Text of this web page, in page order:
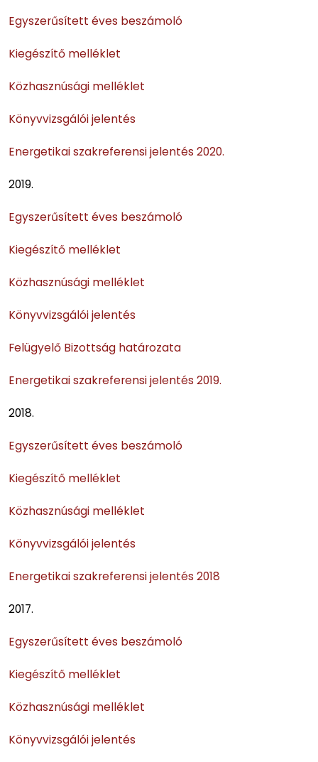
Egyszerűsített éves beszámoló
Kiegészítő melléklet
Közhasznúsági melléklet
Könyvvizsgálói jelentés
Energetikai szakreferensi jelentés 2020.
2019.
Egyszerűsített éves beszámoló
Kiegészítő melléklet
Közhasznúsági melléklet
Könyvvizsgálói jelentés
Felügyelő Bizottság határozata
Energetikai szakreferensi jelentés 2019.
2018.
Egyszerűsített éves beszámoló
Kiegészítő melléklet
Közhasznúsági melléklet
Könyvvizsgálói jelentés
Energetikai szakreferensi jelentés 2018
2017.
Egyszerűsített éves beszámoló
Kiegészítő melléklet
Közhasznúsági melléklet
Könyvvizsgálói jelentés